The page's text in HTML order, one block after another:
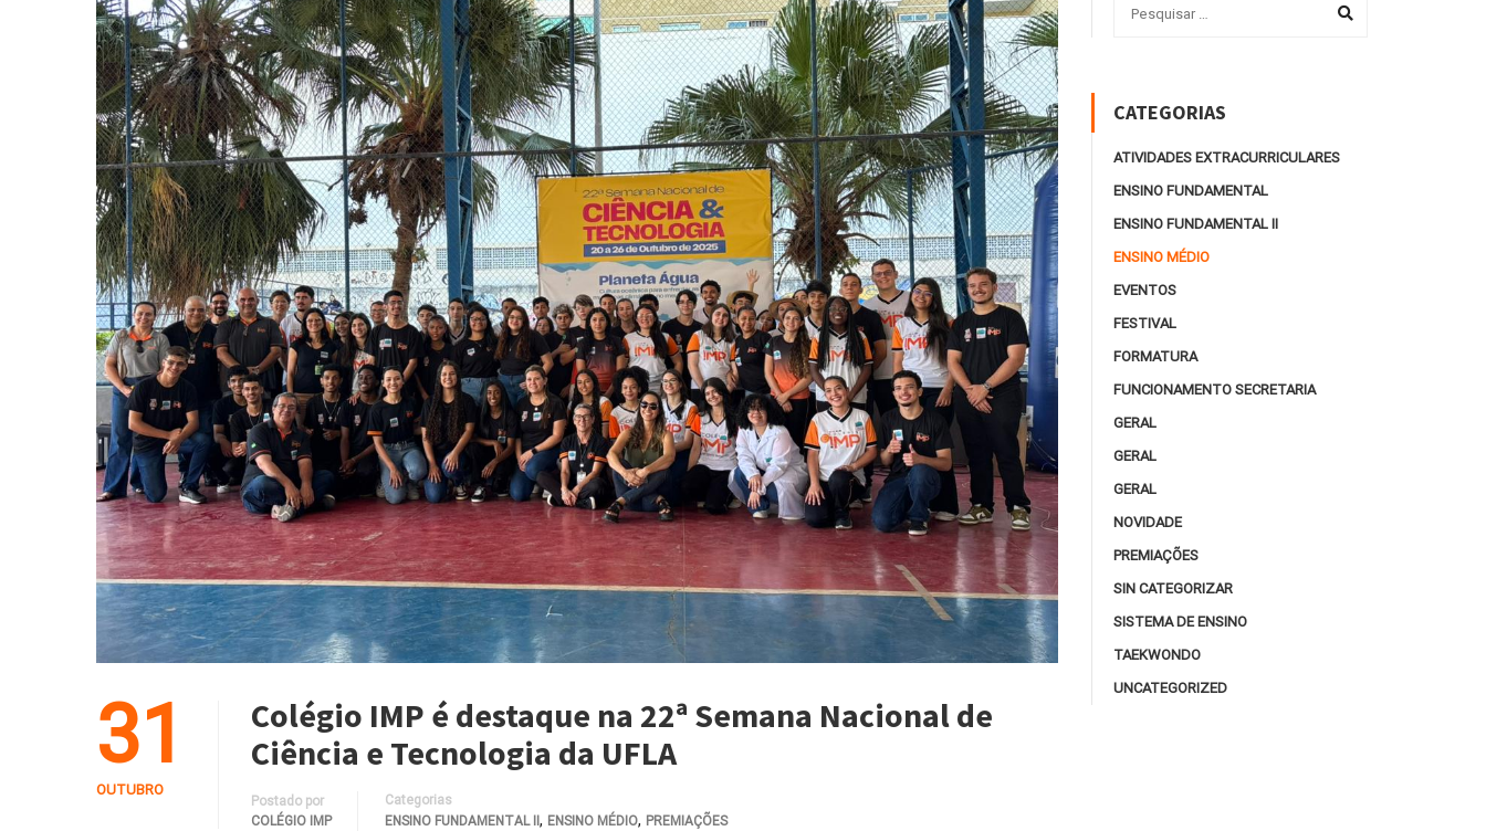
31
OUTUBRO
Colégio IMP é destaque na 22ª Semana Nacional de
Ciência e Tecnologia da UFLA
Postado por
COLÉGIO IMP
Categorias
ENSINO FUNDAMENTAL II, ENSINO MÉDIO, PREMIAÇÕES
CATEGORIAS
ATIVIDADES EXTRACURRICULARES
ENSINO FUNDAMENTAL
ENSINO FUNDAMENTAL II
ENSINO MÉDIO
EVENTOS
FESTIVAL
FORMATURA
FUNCIONAMENTO SECRETARIA
GERAL
GERAL
GERAL
NOVIDADE
PREMIAÇÕES
SIN CATEGORIZAR
SISTEMA DE ENSINO
TAEKWONDO
UNCATEGORIZED